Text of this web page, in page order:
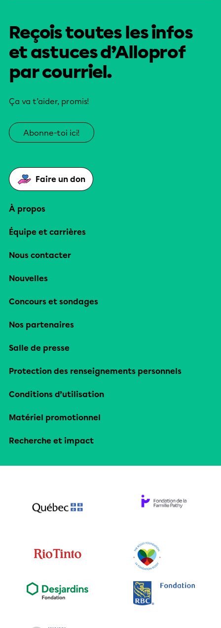
Reçois toutes les infos
et astuces d’Alloprof
par courriel.
Ça va t’aider, promis!
Abonne-toi ici!
Faire un don
À propos
Équipe et carrières
Nous contacter
Nouvelles
Concours et sondages
Nos partenaires
Salle de presse
Protection des renseignements personnels
Conditions d’utilisation
Matériel promotionnel
Recherche et impact